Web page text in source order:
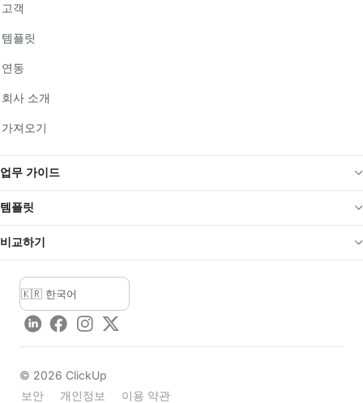
고객
템플릿
연동
회사 소개
가져오기
업무 가이드
템플릿
비교하기
LinkedInFacebook
Instagram
Twitter
© 2026 ClickUp
보안
개인정보 이용 약관